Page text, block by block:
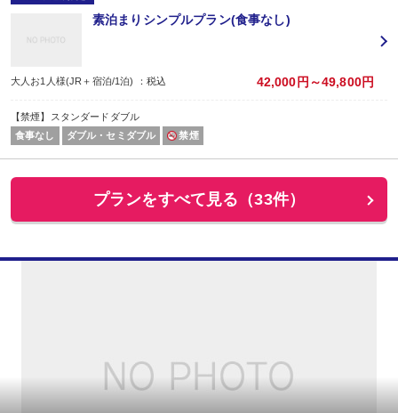
素泊まりシンプルプラン(食事なし)
大人お1人様(JR＋宿泊/1泊) ：税込 42,000円～49,800円
【禁煙】スタンダードダブル
食事なし
ダブル・セミダブル 禁煙
プランをすべて見る（33件）